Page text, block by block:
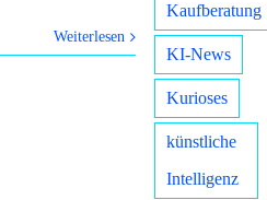
Weiterlesen
Kaufberatung
KI-News
Kurioses
künstliche
Intelligenz